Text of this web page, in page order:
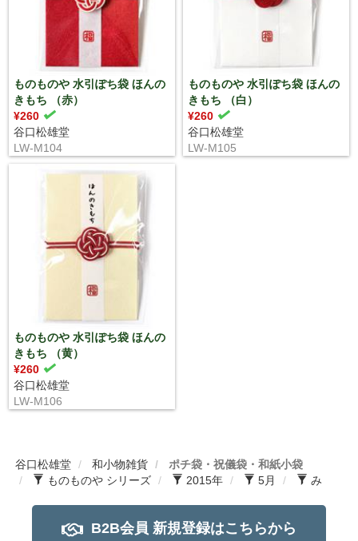
ものものや 水引ぽち袋 ほんの
きもち （赤）
¥260
谷口松雄堂
LW-M104
ものものや 水引ぽち袋 ほんの
きもち （白）
¥260
谷口松雄堂
LW-M105
ものものや 水引ぽち袋 ほんの
きもち （黄）
¥260
谷口松雄堂
LW-M106
谷口松雄堂 和小物雑貨
ポチ袋・祝儀袋・和紙小袋
ものものや シリーズ
2015年 5月 み
B2B会員 新規登録はこちらから